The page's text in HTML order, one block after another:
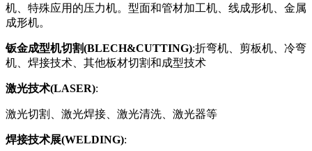
机、特殊应用的压力机。型面和管材加工机、线成形机、金属
成形机。
钣金成型机切割(BLECH&CUTTING):折弯机、剪板机、冷弯
机、焊接技术、其他板材切割和成型技术
激光技术(LASER):
激光切割、激光焊接、激光清洗、激光器等
焊接技术展(WELDING):